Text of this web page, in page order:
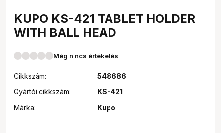
KUPO KS-421 TABLET HOLDER
WITH BALL HEAD
Még nincs értékelés
Cikkszám:
548686
Gyártói cikkszám:
KS-421
Márka:
Kupo